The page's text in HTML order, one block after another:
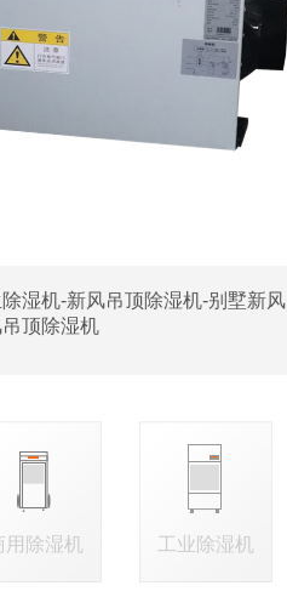
湿机-新风吊顶除湿机-别墅新风
顶除湿机
用除湿机 工业除湿机